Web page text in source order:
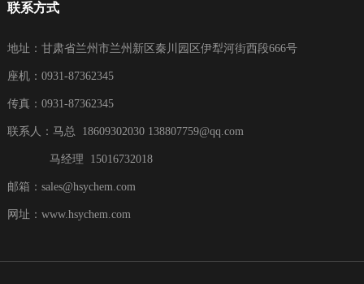
联系方式
地址：甘肃省兰州市兰州新区秦川园区伊犁河街西段666号
座机：0931-87362345
传真：0931-87362345
联系人：马总 18609302030 138807759@qq.com
马经理 15016732018
邮箱： sales@hsychem.com
网址： www.hsychem.com